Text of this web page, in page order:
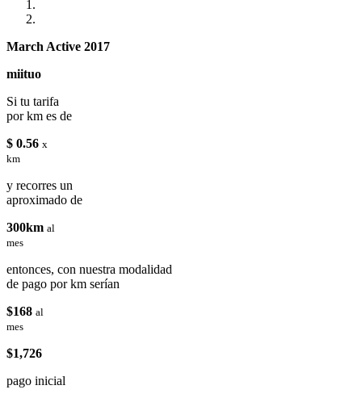
March Active 2017
miituo
Si tu tarifa
por km es de
$ 0.56 x
km
y recorres un
aproximado de
300km al
mes
entonces, con nuestra modalidad
de pago por km serían
$168 al
mes
$1,726
pago inicial